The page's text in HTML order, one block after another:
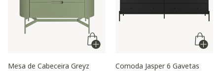
Mesa de Cabeceira Greyz
Comoda Jasper 6 Gavetas